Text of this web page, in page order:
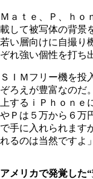
Ｍａｔｅ、Ｐ、ｈｏ
載して被写体の背景
若い層向けに自撮り
ぞれ強い個性を打ち
ＳＩＭフリー機を投
ぞろえが豊富なのだ
上するｉＰｈｏｎ
やＰは５万から６万
で手に入れられます
れるのは当然ですよ
アメリカで発覚した